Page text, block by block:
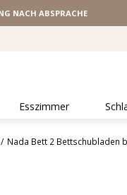
NACH ABSPRACHE
Esszimmer
/ Nada Bett 2 Bettschubladen